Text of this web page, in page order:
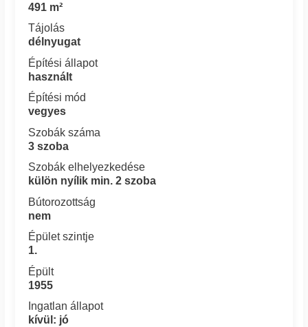
491 m²
Tájolás
délnyugat
Építési állapot
használt
Építési mód
vegyes
Szobák száma
3 szoba
Szobák elhelyezkedése
külön nyílik min. 2 szoba
Bútorozottság
nem
Épület szintje
1.
Épült
1955
Ingatlan állapot
kívül: jó